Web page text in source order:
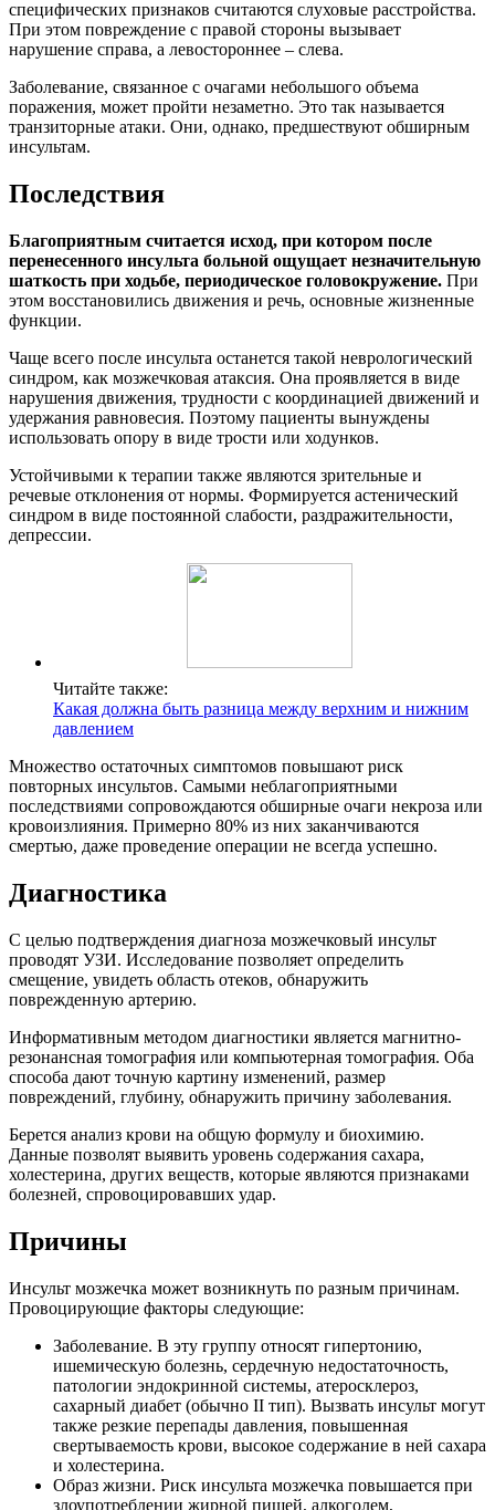
специфических признаков считаются слуховые расстройства.
При этом повреждение с правой стороны вызывает
нарушение справа, а левостороннее – слева.
Заболевание, связанное с очагами небольшого объема
поражения, может пройти незаметно. Это так называется
транзиторные атаки. Они, однако, предшествуют обширным
инсультам.
Последствия
Благоприятным считается исход, при котором после
перенесенного инсульта больной ощущает незначительную
шаткость при ходьбе, периодическое головокружение. При
этом восстановились движения и речь, основные жизненные
функции.
Чаще всего после инсульта останется такой неврологический
синдром, как мозжечковая атаксия. Она проявляется в виде
нарушения движения, трудности с координацией движений и
удержания равновесия. Поэтому пациенты вынуждены
использовать опору в виде трости или ходунков.
Устойчивыми к терапии также являются зрительные и
речевые отклонения от нормы. Формируется астенический
синдром в виде постоянной слабости, раздражительности,
депрессии.
Читайте также:
Какая должна быть разница между верхним и нижним
давлением
Множество остаточных симптомов повышают риск
повторных инсультов. Самыми неблагоприятными
последствиями сопровождаются обширные очаги некроза или
кровоизлияния. Примерно 80% из них заканчиваются
смертью, даже проведение операции не всегда успешно.
Диагностика
С целью подтверждения диагноза мозжечковый инсульт
проводят УЗИ. Исследование позволяет определить
смещение, увидеть область отеков, обнаружить
поврежденную артерию.
Информативным методом диагностики является магнитно-
резонансная томография или компьютерная томография. Оба
способа дают точную картину изменений, размер
повреждений, глубину, обнаружить причину заболевания.
Берется анализ крови на общую формулу и биохимию.
Данные позволят выявить уровень содержания сахара,
холестерина, других веществ, которые являются признаками
болезней, спровоцировавших удар.
Причины
Инсульт мозжечка может возникнуть по разным причинам.
Провоцирующие факторы следующие:
Заболевание. В эту группу относят гипертонию,
ишемическую болезнь, сердечную недостаточность,
патологии эндокринной системы, атеросклероз,
сахарный диабет (обычно II тип). Вызвать инсульт могут
также резкие перепады давления, повышенная
свертываемость крови, высокое содержание в ней сахара
и холестерина.
Образ жизни. Риск инсульта мозжечка повышается при
злоупотреблении жирной пищей, алкоголем,